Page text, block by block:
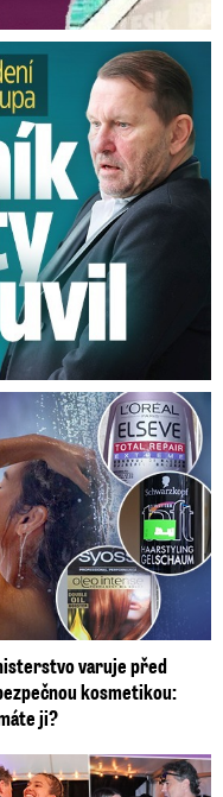
promluvil
varuje před
kosmetikou:
ji?
s Dominikou, ale...